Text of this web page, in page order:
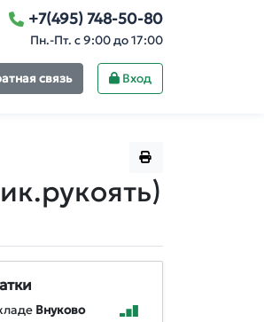
+7(495) 748-50-80
Пн.-Пт. с 9:00 до 17:00
связь Вход
Внуково